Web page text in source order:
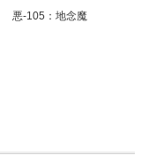
悪-105：地念魔